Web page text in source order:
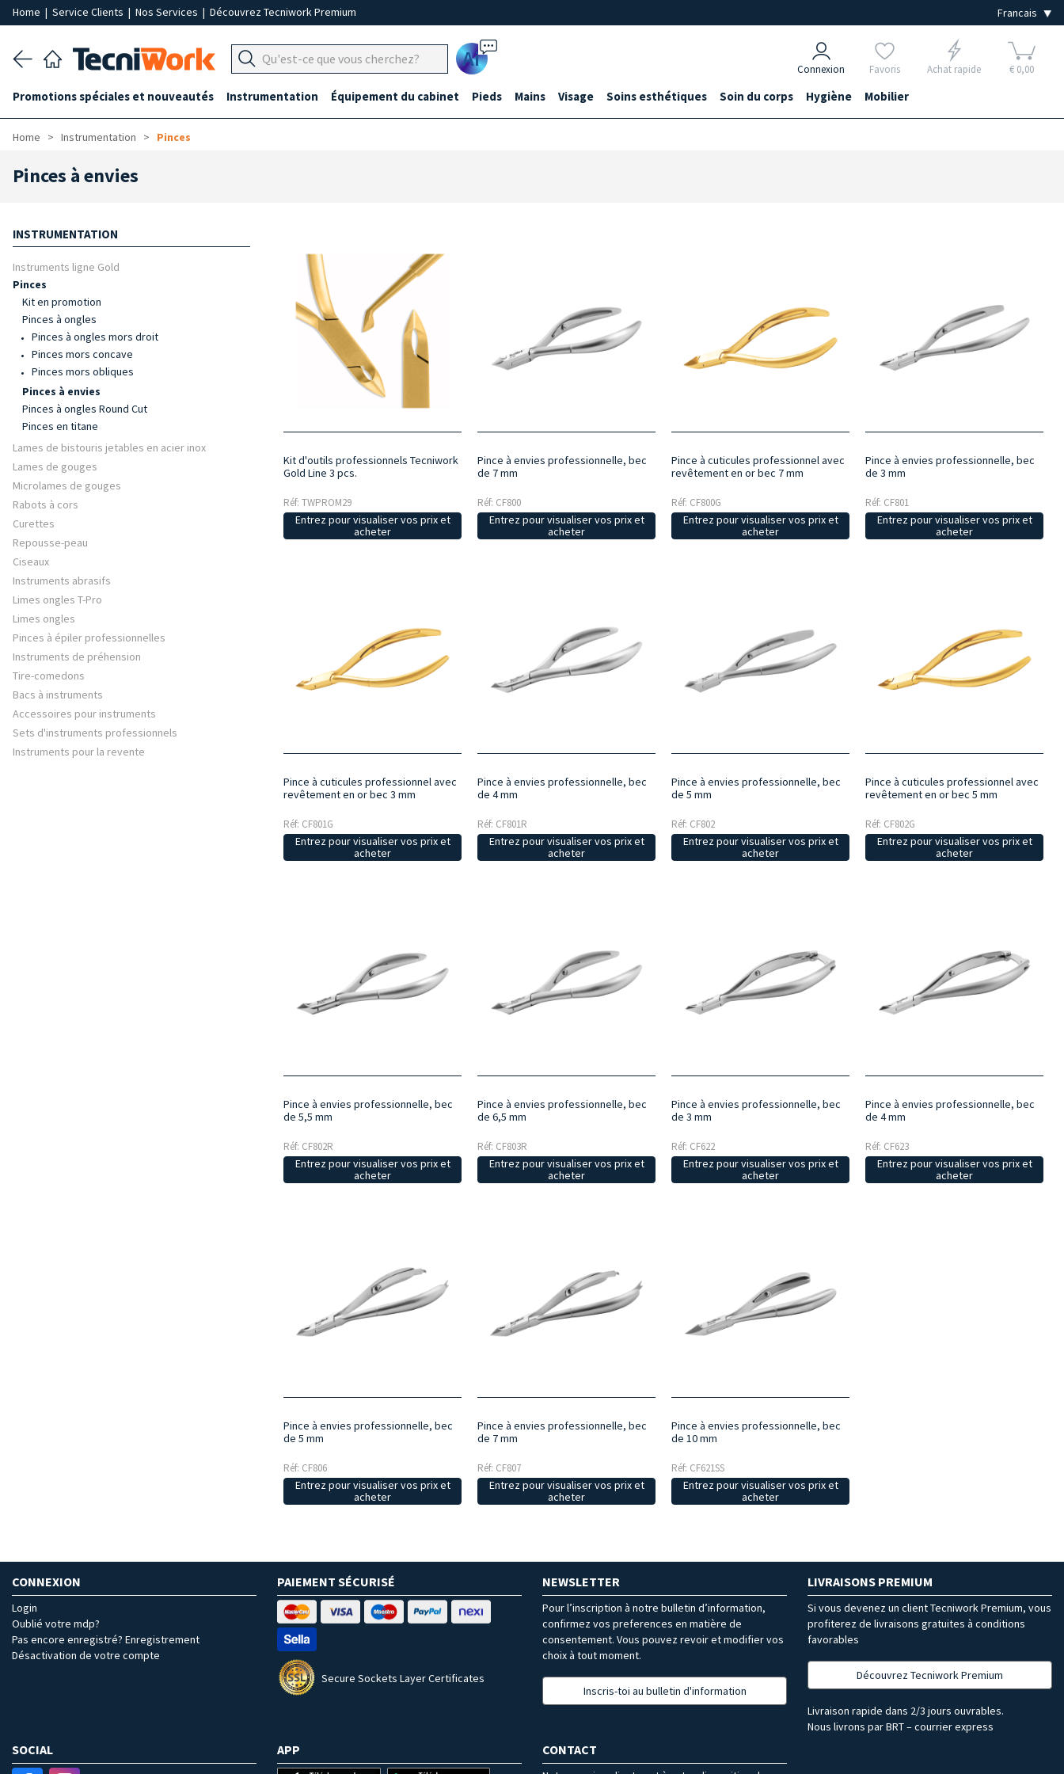
Home | Service Clients | Nos Services | Découvrez Tecniwork Premium
Ai Connexion Favoris Achat rapide € 0,00
Promotions spéciales et nouveautés Instrumentation Équipement du cabinet Pieds Mains Visage Soins esthétiques Soin du corps Hygiène Mobilier
Home Instrumentation Pinces
Pinces à envies
INSTRUMENTATION
Instruments ligne Gold
Pinces
Kit en promotion
Pinces à ongles
Pinces à ongles mors droit
Pinces mors concave
Pinces mors obliques
Pinces à envies
Pinces à ongles Round Cut
Pinces en titane
Lames de bistouris jetables en acier inox
Lames de gouges
Microlames de gouges
Rabots à cors
Curettes
Repousse-peau
Ciseaux
Instruments abrasifs
Limes ongles T-Pro
Limes ongles
Pinces à épiler professionnelles
Instruments de préhension
Tire-comedons
Bacs à instruments
Accessoires pour instruments
Sets d'instruments professionnels
Instruments pour la revente
Kit d'outils professionnels Tecniwork
Gold Line 3 pcs.
Réf: TWPROM29
Entrez pour visualiser vos prix et
acheter
Pince à envies professionnelle, bec
de 7 mm
Réf: CF800
Entrez pour visualiser vos prix et
acheter
Pince à cuticules professionnel avec
revêtement en or bec 7 mm
Réf: CF800G
Entrez pour visualiser vos prix et
acheter
Pince à envies professionnelle, bec
de 3 mm
Réf: CF801
Entrez pour visualiser vos prix et
acheter
Pince à cuticules professionnel avec
revêtement en or bec 3 mm
Réf: CF801G
Entrez pour visualiser vos prix et
acheter
Pince à envies professionnelle, bec
de 4 mm
Réf: CF801R
Entrez pour visualiser vos prix et
acheter
Pince à envies professionnelle, bec
de 5 mm
Réf: CF802
Entrez pour visualiser vos prix et
acheter
Pince à cuticules professionnel avec
revêtement en or bec 5 mm
Réf: CF802G
Entrez pour visualiser vos prix et
acheter
Pince à envies professionnelle, bec
de 5,5 mm
Réf: CF802R
Entrez pour visualiser vos prix et
acheter
Pince à envies professionnelle, bec
de 6,5 mm
Réf: CF803R
Entrez pour visualiser vos prix et
acheter
Pince à envies professionnelle, bec
de 3 mm
Réf: CF622
Entrez pour visualiser vos prix et
acheter
Pince à envies professionnelle, bec
de 4 mm
Réf: CF623
Entrez pour visualiser vos prix et
acheter
Pince à envies professionnelle, bec
de 5 mm
Réf: CF806
Entrez pour visualiser vos prix et
acheter
Pince à envies professionnelle, bec
de 7 mm
Réf: CF807
Entrez pour visualiser vos prix et
acheter
Pince à envies professionnelle, bec
de 10 mm
Réf: CF621SS
Entrez pour visualiser vos prix et
acheter
CONNEXION
Login
Oublié votre mdp?
Pas encore enregistré? Enregistrement
Désactivation de votre compte
PAIEMENT SÉCURISÉ
Secure Sockets Layer Certificates
NEWSLETTER
Pour l’inscription à notre bulletin d’information,
confirmez vos preferences en matière de
consentement. Vous pouvez revoir et modifier vos
choix à tout moment.
Inscris-toi au bulletin d'information
LIVRAISONS PREMIUM
Si vous devenez un client Tecniwork Premium, vous
profiterez de livraisons gratuites à conditions
favorables
Découvrez Tecniwork Premium
Livraison rapide dans 2/3 jours ouvrables.
Nous livrons par BRT – courrier express
SOCIAL APP CONTACT